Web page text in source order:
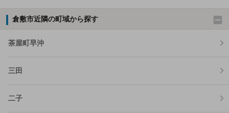
倉敷市近隣の町域から探す
茶屋町早沖
三田
二子